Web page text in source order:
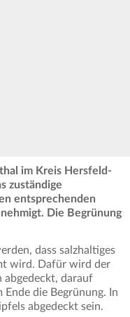
im Kreis Hersfeld-
zuständige
entsprechenden
Die Begrünung
dass salzhaltiges
wird. Dafür wird der
abgedeckt, darauf
die Begrünung. In
abgedeckt sein.